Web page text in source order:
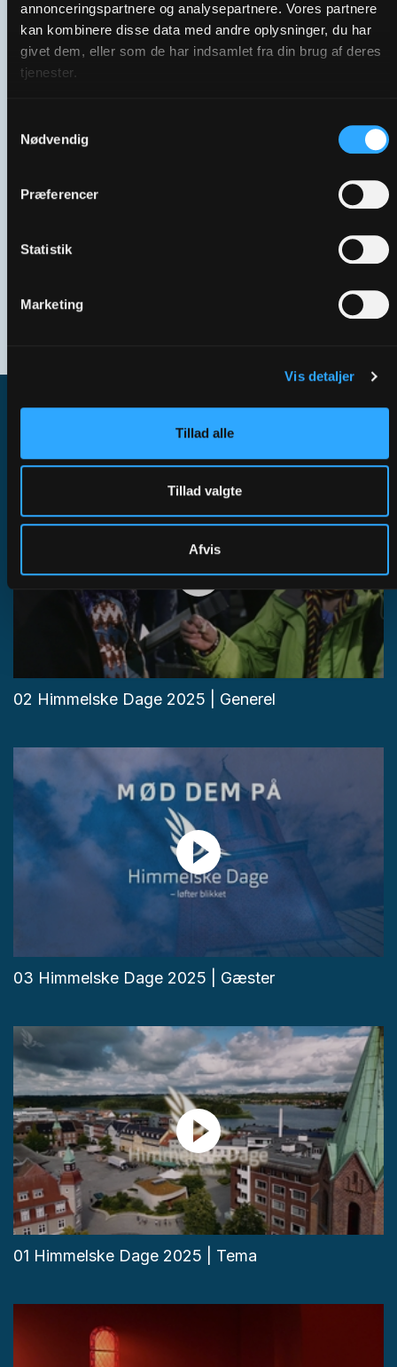
annonceringspartnere og analysepartnere. Vores partnere
kan kombinere disse data med andre oplysninger, du har
givet dem, eller som de har indsamlet fra din brug af deres
tjenester.
Nødvendig
Præferencer
Statistik
Marketing
Vis detaljer
Tillad alle
Tillad valgte
Afvis
Birgitte Hjorth | 67% af de frivillige er over 65
Himmelske Dage
02 Himmelske Dage 2025 | Generel
03 Himmelske Dage 2025 | Gæster
01 Himmelske Dage 2025 | Tema